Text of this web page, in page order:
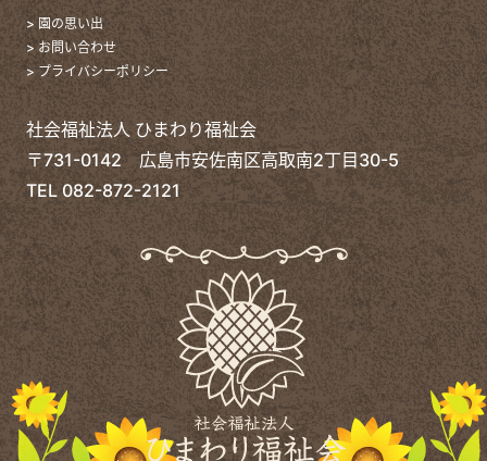
> 園の思い出
> お問い合わせ
> プライバシーポリシー
社会福祉法人 ひまわり福祉会
〒731-0142 広島市安佐南区高取南2丁目30-5
TEL 082-872-2121